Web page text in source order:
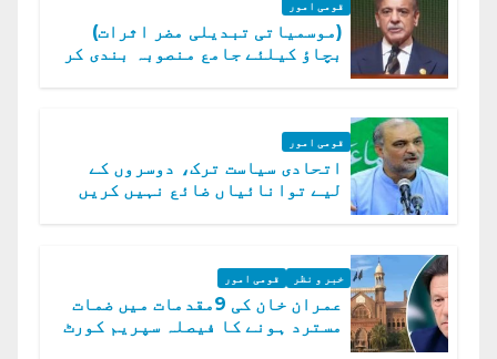
قومی امور
(موسمیاتی تبدیلی مضر اثرات)
بچاؤ کیلئے جامع منصوبہ بندی کر
قومی امور
اتحادی سیاست ترک، دوسروں کے
لیے توانائیاں ضائع نہیں کریں
خبر و نظر قومی امور
عمران خان کی 9مقدمات میں ضمات
مسترد ہونے کا فیصلہ سپریم کورٹ